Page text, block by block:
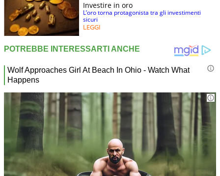
Investire in oro
L’oro torna protagonista tra gli investimenti
sicuri
LEGGI